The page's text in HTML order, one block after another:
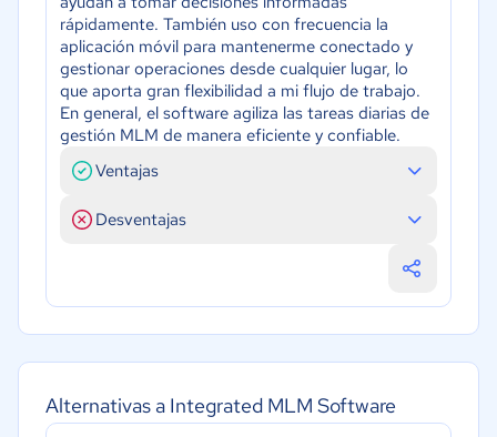
Alternativas a Integrated MLM Software
rápidamente. También uso con frecuencia la
aplicación móvil para mantenerme conectado y
gestionar operaciones desde cualquier lugar, lo
que aporta gran flexibilidad a mi flujo de trabajo.
En general, el software agiliza las tareas diarias de
gestión MLM de manera eficiente y confiable.
Ventajas
Desventajas